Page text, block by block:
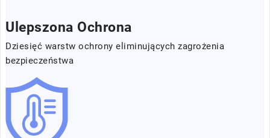
Ulepszona Ochrona
Dziesięć warstw ochrony eliminujących zagrożenia
bezpieczeństwa